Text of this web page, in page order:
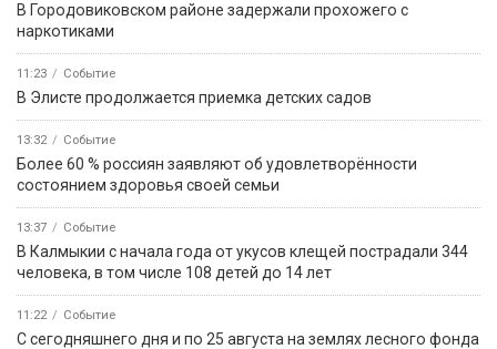
В Городовиковском районе задержали прохожего с
наркотиками
11:23 Событие
В Элисте продолжается приемка детских садов
13:32 Событие
Более 60 % россиян заявляют об удовлетворённости
состоянием здоровья своей семьи
13:37 Событие
В Калмыкии с начала года от укусов клещей пострадали 344
человека, в том числе 108 детей до 14 лет
11:22 Событие
С сегодняшнего дня и по 25 августа на землях лесного фонда